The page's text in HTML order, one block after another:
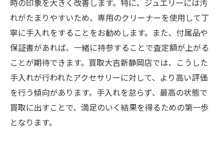
買取契約前に確認すべき注意点
買取後の対応と次のステップ
静岡市内での買取体験談アクセサリーを手放す
前に知っておきたいこと
体験者が語る買取成功の秘訣
買取前に注意すべきポイント
アクセサリーの価値を見極める方法
買取店選びの重要性
時の印象を大きく改善します。特に、ジュエリーには汚
れがたまりやすいため、専用のクリーナーを使用して丁
寧に手入れをすることをお勧めします。また、付属品や
保証書があれば、一緒に持参することで査定額が上がる
ことが期待できます。買取大吉新静岡店では、こうした
手入れが行われたアクセサリーに対して、より高い評価
を行う傾向があります。手入れを怠らず、最高の状態で
買取に出すことで、満足のいく結果を得るための第一歩
となります。